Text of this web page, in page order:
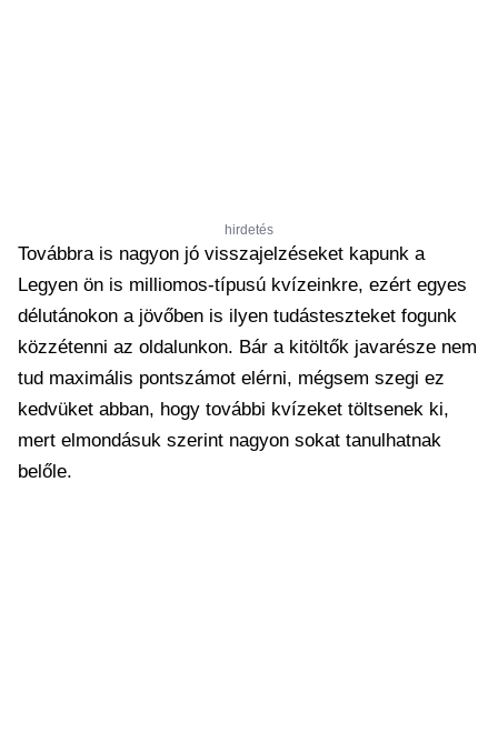
hirdetés
Továbbra is nagyon jó visszajelzéseket kapunk a
Legyen ön is milliomos-típusú kvízeinkre, ezért egyes
délutánokon a jövőben is ilyen tudásteszteket fogunk
közzétenni az oldalunkon. Bár a kitöltők javarésze nem
tud maximális pontszámot elérni, mégsem szegi ez
kedvüket abban, hogy további kvízeket töltsenek ki,
mert elmondásuk szerint nagyon sokat tanulhatnak
belőle.